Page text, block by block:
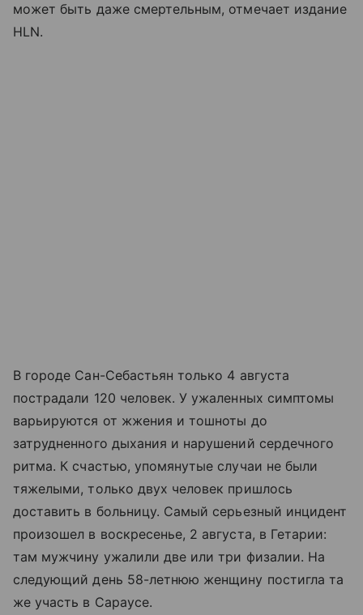
может быть даже смертельным, отмечает издание
HLN.
В городе Сан-Себастьян только 4 августа
пострадали 120 человек. У ужаленных симптомы
варьируются от жжения и тошноты до
затрудненного дыхания и нарушений сердечного
ритма. К счастью, упомянутые случаи не были
тяжелыми, только двух человек пришлось
доставить в больницу. Самый серьезный инцидент
произошел в воскресенье, 2 августа, в Гетарии:
там мужчину ужалили две или три физалии. На
следующий день 58-летнюю женщину постигла та
же участь в Сараусе.